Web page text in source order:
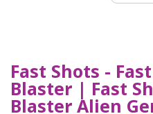
ΑΡΧΙΚΗ
ΠΡΟΪΟΝΤΑ
Fast Shots -
Blaster | Fast
Blaster Alien